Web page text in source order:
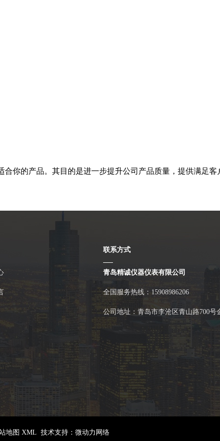
你的产品。其目的是进一步提升公司产品质量，提供满足客
联系方式
青岛精诚仪器仪表有限公司
全国服务热线：15908986206
公司地址：青岛市李沧区青山路700号
地图 XML 技术支持： 微动力网络